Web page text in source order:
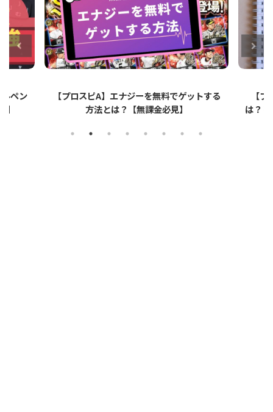
する
【プロスピA】ペーパーライクフィルムと
【プ